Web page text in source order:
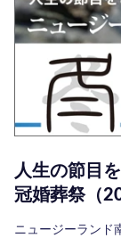
人生の節目
冠婚葬祭（
ニュージーランド